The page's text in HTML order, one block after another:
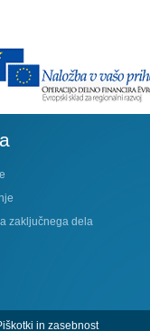
zaključnega dela
in zasebnost